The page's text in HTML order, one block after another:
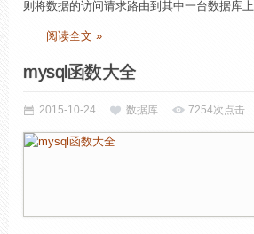
则将数据的访问请求路由到其中一台数据库
阅读全文 »
mysql函数大全
2015-10-24 数据库 7254次点击